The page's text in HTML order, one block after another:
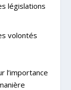
législations
volontés
l’importance